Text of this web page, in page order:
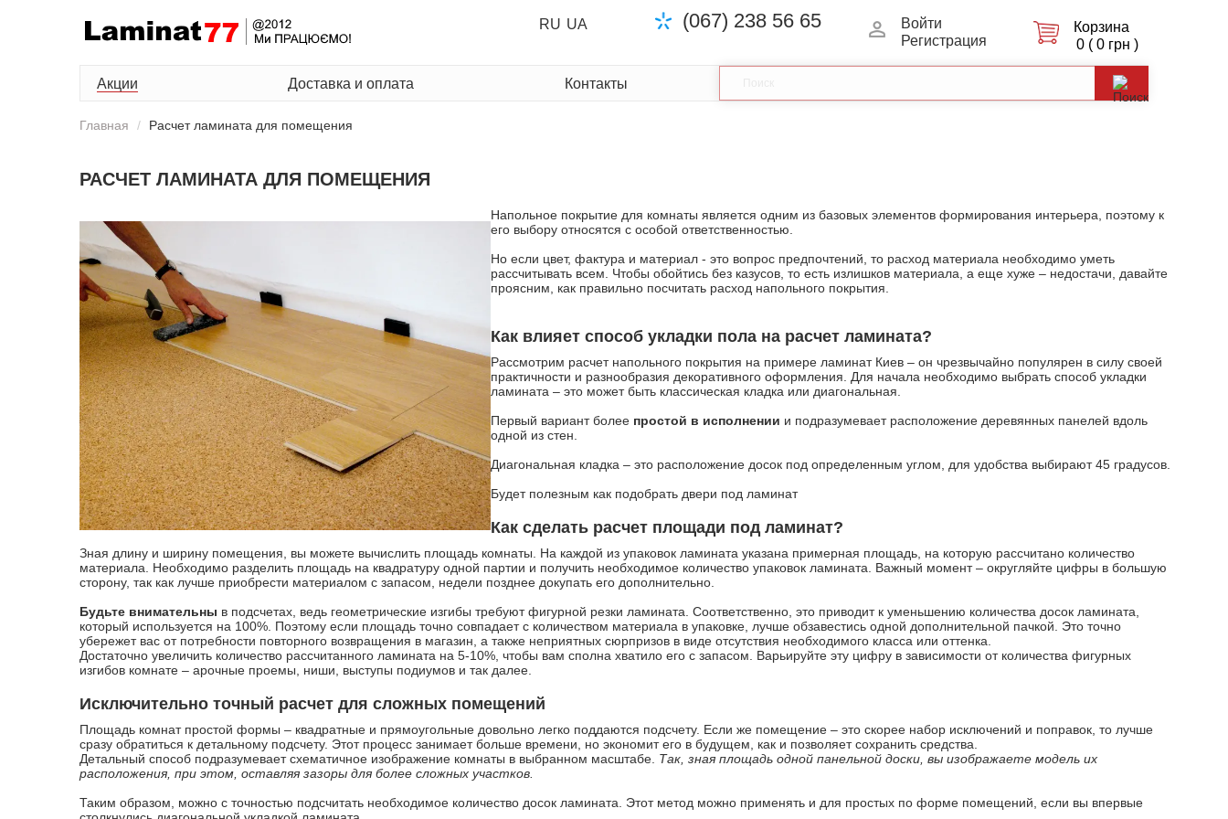
RU UA (067) 238 56 65
Войти
Регистрация
Корзина
0 ( 0 грн )
Акции Доставка и оплата Контакты
Главная Расчет ламината для помещения
РАСЧЕТ ЛАМИНАТА ДЛЯ ПОМЕЩЕНИЯ
Напольное покрытие для комнаты является одним из базовых элементов формирования интерьера, поэтому к
его выбору относятся с особой ответственностью.
Но если цвет, фактура и материал - это вопрос предпочтений, то расход материала необходимо уметь
рассчитывать всем. Чтобы обойтись без казусов, то есть излишков материала, а еще хуже – недостачи, давайте
проясним, как правильно посчитать расход напольного покрытия.
Как влияет способ укладки пола на расчет ламината?
Рассмотрим расчет напольного покрытия на примере ламинат Киев – он чрезвычайно популярен в силу своей
практичности и разнообразия декоративного оформления. Для начала необходимо выбрать способ укладки
ламината – это может быть классическая кладка или диагональная.
Первый вариант более простой в исполнении и подразумевает расположение деревянных панелей вдоль
одной из стен.
Диагональная кладка – это расположение досок под определенным углом, для удобства выбирают 45 градусов.
Будет полезным как подобрать двери под ламинат
Как сделать расчет площади под ламинат?
Зная длину и ширину помещения, вы можете вычислить площадь комнаты. На каждой из упаковок ламината указана примерная площадь, на которую рассчитано количество
материала. Необходимо разделить площадь на квадратуру одной партии и получить необходимое количество упаковок ламината. Важный момент – округляйте цифры в большую
сторону, так как лучше приобрести материалом с запасом, недели позднее докупать его дополнительно.
Будьте внимательны в подсчетах, ведь геометрические изгибы требуют фигурной резки ламината. Соответственно, это приводит к уменьшению количества досок ламината,
который используется на 100%. Поэтому если площадь точно совпадает с количеством материала в упаковке, лучше обзавестись одной дополнительной пачкой. Это точно
убережет вас от потребности повторного возвращения в магазин, а также неприятных сюрпризов в виде отсутствия необходимого класса или оттенка.
Достаточно увеличить количество рассчитанного ламината на 5-10%, чтобы вам сполна хватило его с запасом. Варьируйте эту цифру в зависимости от количества фигурных
изгибов комнате – арочные проемы, ниши, выступы подиумов и так далее.
Исключительно точный расчет для сложных помещений
Площадь комнат простой формы – квадратные и прямоугольные довольно легко поддаются подсчету. Если же помещение – это скорее набор исключений и поправок, то лучше
сразу обратиться к детальному подсчету. Этот процесс занимает больше времени, но экономит его в будущем, как и позволяет сохранить средства.
Детальный способ подразумевает схематичное изображение комнаты в выбранном масштабе. Так, зная площадь одной панельной доски, вы изображаете модель их
расположения, при этом, оставляя зазоры для более сложных участков.
Таким образом, можно с точностью подсчитать необходимое количество досок ламината. Этот метод можно применять и для простых по форме помещений, если вы впервые